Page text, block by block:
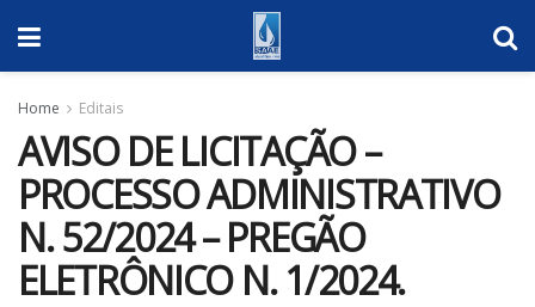
Home Editais
AVISO DE LICITAÇÃO –
PROCESSO ADMINISTRATIVO
N. 52/2024 – PREGÃO
ELETRÔNICO N. 1/2024.